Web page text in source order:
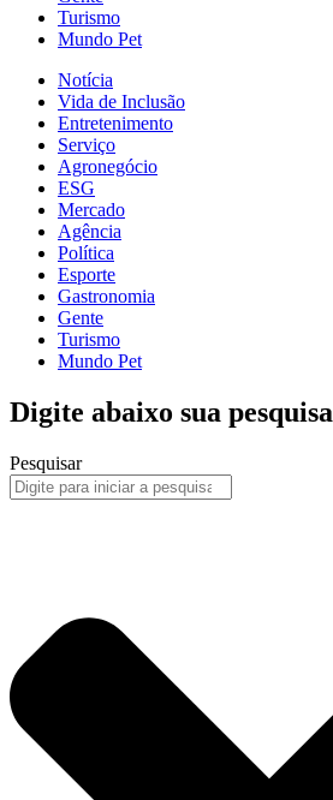
Turismo
Mundo Pet
Notícia
Vida de Inclusão
Entretenimento
Serviço
Agronegócio
ESG
Mercado
Agência
Política
Esporte
Gastronomia
Gente
Turismo
Mundo Pet
Digite abaixo sua pesquisa
Pesquisar